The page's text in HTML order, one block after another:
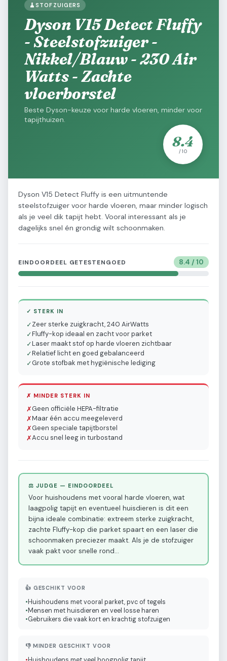
🧹STOFZUIGERS
Dyson V15 Detect Fluffy
- Steelstofzuiger -
Nikkel/Blauw - 230 Air
Watts - Zachte
vloerborstel
Beste Dyson-keuze voor harde vloeren, minder voor
tapijthuizen.
8.4
/ 10
Dyson V15 Detect Fluffy is een uitmuntende
steelstofzuiger voor harde vloeren, maar minder logisch
als je veel dik tapijt hebt. Vooral interessant als je
dagelijks snel én grondig wilt schoonmaken.
EINDOORDEEL GETESTENGOED 8.4 / 10
✓ STERK IN
✓Zeer sterke zuigkracht, 240 AirWatts
✓Fluffy-kop ideaal en zacht voor parket
✓Laser maakt stof op harde vloeren zichtbaar
✓Relatief licht en goed gebalanceerd
✓Grote stofbak met hygiënische lediging
✗ MINDER STERK IN
✗Geen officiële HEPA-filtratie
✗Maar één accu meegeleverd
✗Geen speciale tapijtborstel
✗Accu snel leeg in turbostand
⚖️ JUDGE — EINDOORDEEL
Voor huishoudens met vooral harde vloeren, wat
laagpolig tapijt en eventueel huisdieren is dit een
bijna ideale combinatie: extreem sterke zuigkracht,
zachte Fluffy-kop die parket spaart en een laser die
schoonmaken preciezer maakt. Als je de stofzuiger
vaak pakt voor snelle rond…
👍 GESCHIKT VOOR
•Huishoudens met vooral parket, pvc of tegels
•Mensen met huisdieren en veel losse haren
•Gebruikers die vaak kort en krachtig stofzuigen
👎 MINDER GESCHIKT VOOR